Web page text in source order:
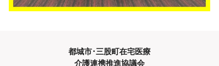
都城市･三股町在宅医療
介護連携推進協議会